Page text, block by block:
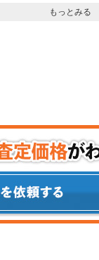
もっとみる